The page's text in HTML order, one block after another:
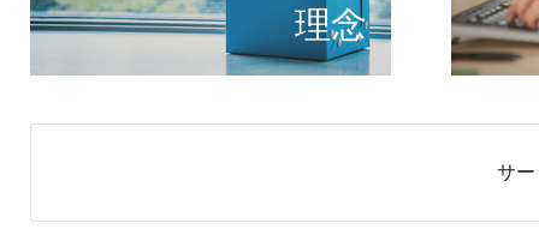
理念
もしもが描く未
サ